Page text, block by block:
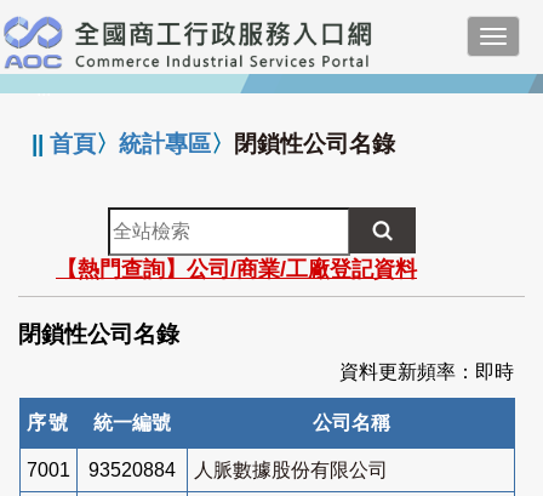
跳
到
主
要
:::
||首頁〉統計專區〉 閉鎖性公司名錄
全
站
檢
索
【熱門查詢】公司/商業/工廠登記資料
閉鎖性公司名錄
資料更新頻率：即時
序號 統一編號 公司名稱
7001 93520884 人脈數據股份有限公司